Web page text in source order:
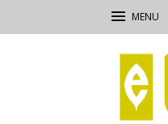
Terra
e
Vita